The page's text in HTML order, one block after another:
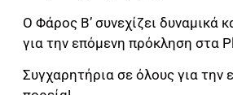
Ο Φάρος Β’ συνεχίζει δυναμικά
για την επόμενη πρόκληση στα
Συγχαρητήρια σε όλους για την